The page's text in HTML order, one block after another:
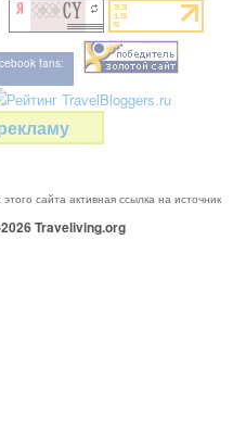
fans:
сайта активная ссылка на источник
Traveliving.org